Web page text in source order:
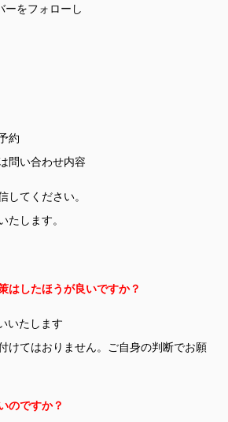
ーをフォローし
約
問い合わせ内容
してください。
たします。
はしたほうが良いですか？
いたします
けてはおりません。ご自身の判断でお願
のですか？